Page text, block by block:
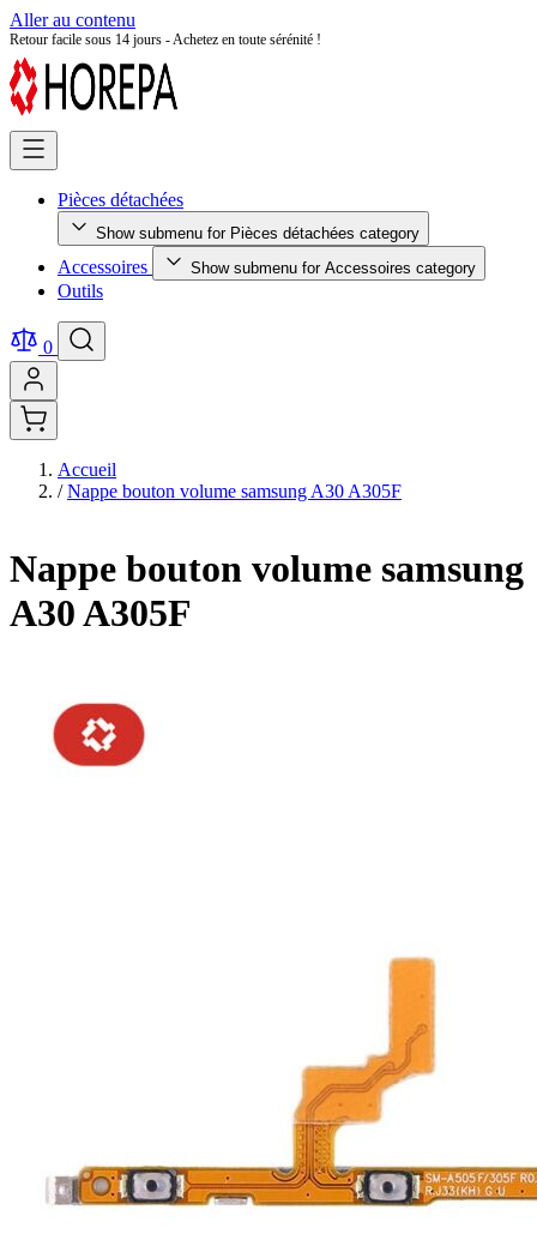
Aller au contenu
Retour facile sous 14 jours - Achetez en toute sérénité !
Pièces détachées
Show submenu for Pièces détachées category
Accessoires Show submenu for Accessoires category
Outils
0
Accueil
/ Nappe bouton volume samsung A30 A305F
Nappe bouton volume samsung
A30 A305F